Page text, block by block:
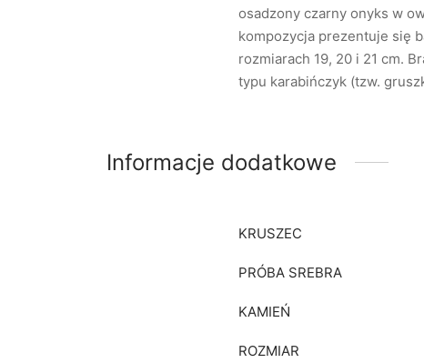
osadzony czarny onyks w
kompozycja prezentuje się
rozmiarach 19, 20 i 21 cm.
typu karabińczyk (tzw.
Informacje dodatkowe
KRUSZEC
PRÓBA SREBRA
KAMIEŃ
ROZMIAR